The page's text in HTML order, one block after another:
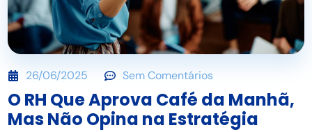
26/06/2025 Sem Comentários
O RH Que Aprova Café da Manhã,
Mas Não Opina na Estratégia